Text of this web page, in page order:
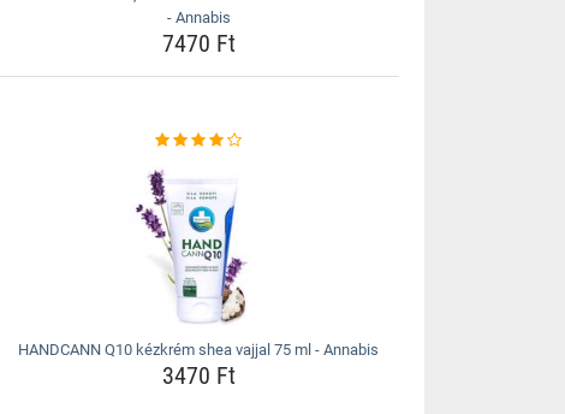
- Annabis
7470 Ft
HANDCANN Q10 kézkrém shea vajjal 75 ml - Annabis
3470 Ft